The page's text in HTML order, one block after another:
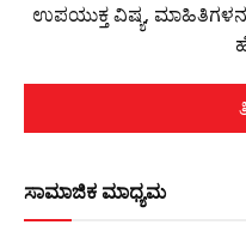
ಉಪಯುಕ್ತ ವಿಷ್ಯ, ಮಾಹಿತಿಗಳನು
ಸಾಮಾಜಿಕ ಮಾಧ್ಯಮ